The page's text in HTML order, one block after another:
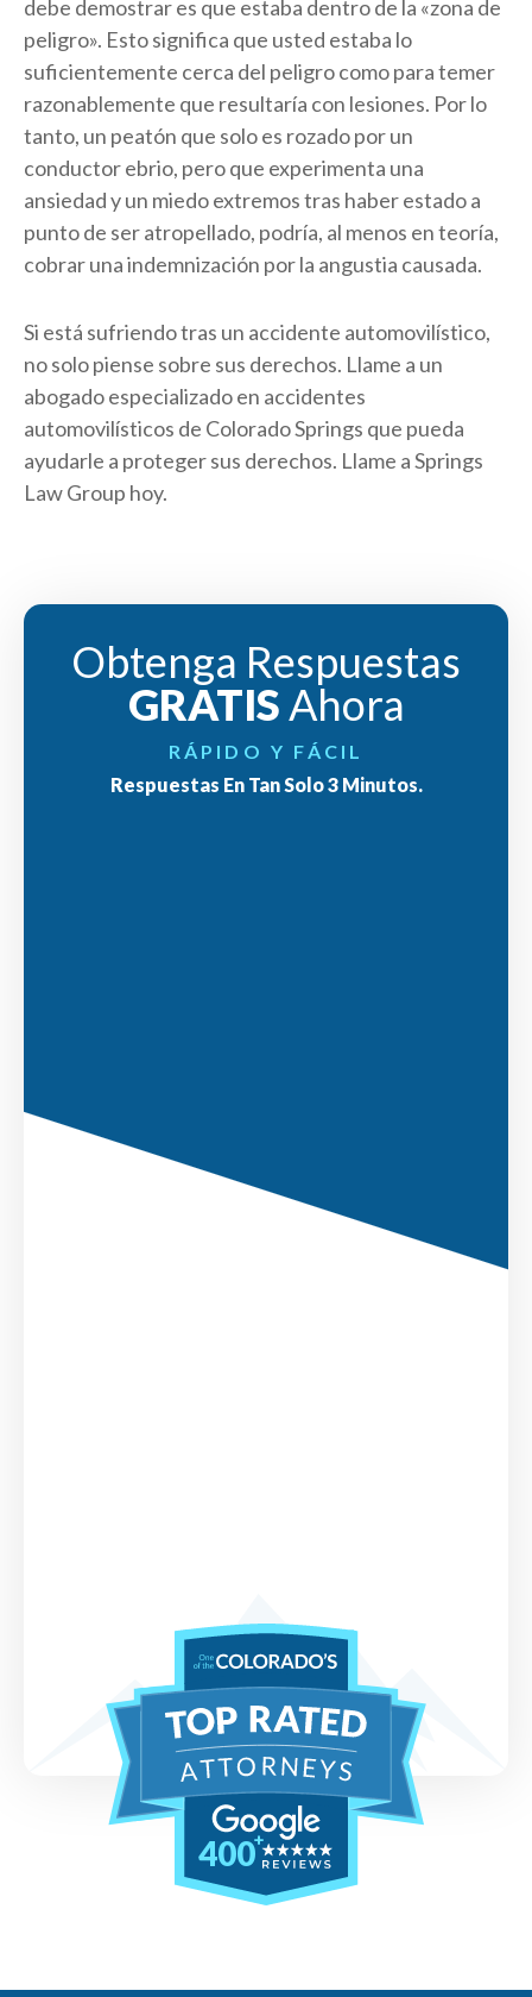
debe demostrar es que estaba dentro de la «zona de
peligro». Esto significa que usted estaba lo
suficientemente cerca del peligro como para temer
razonablemente que resultaría con lesiones. Por lo
tanto, un peatón que solo es rozado por un
conductor ebrio, pero que experimenta una
ansiedad y un miedo extremos tras haber estado a
punto de ser atropellado, podría, al menos en teoría,
cobrar una indemnización por la angustia causada.
Si está sufriendo tras un accidente automovilístico,
no solo piense sobre sus derechos. Llame a un
abogado especializado en accidentes
automovilísticos de Colorado Springs que pueda
ayudarle a proteger sus derechos. Llame a Springs
Law Group hoy.
Obtenga Respuestas
GRATISAhora
RÁPIDO Y FÁCIL
Respuestas En Tan Solo 3 Minutos.
400